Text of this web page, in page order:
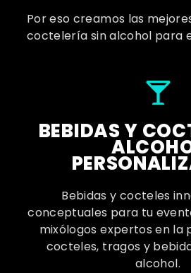
Por eso creamos las
coctelería sin alcohol para
BEBIDAS Y
Bebidas y cocteles
conceptuales para tu
mixólogos expertos en la
cocteles, tragos y
alcohol.